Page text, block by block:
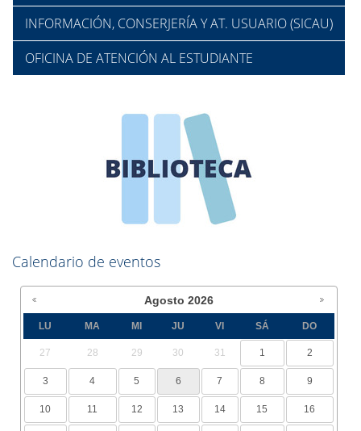
INFORMACIÓN, CONSERJERÍA Y AT. USUARIO (SICAU)
OFICINA DE ATENCIÓN AL ESTUDIANTE
Calendario de eventos
Agosto 2026
LU MA MI JU VI SÁ DO
27 28 29 30 31 1 2
3 4 5 6 7 8 9
10 11 12 13 14 15 16